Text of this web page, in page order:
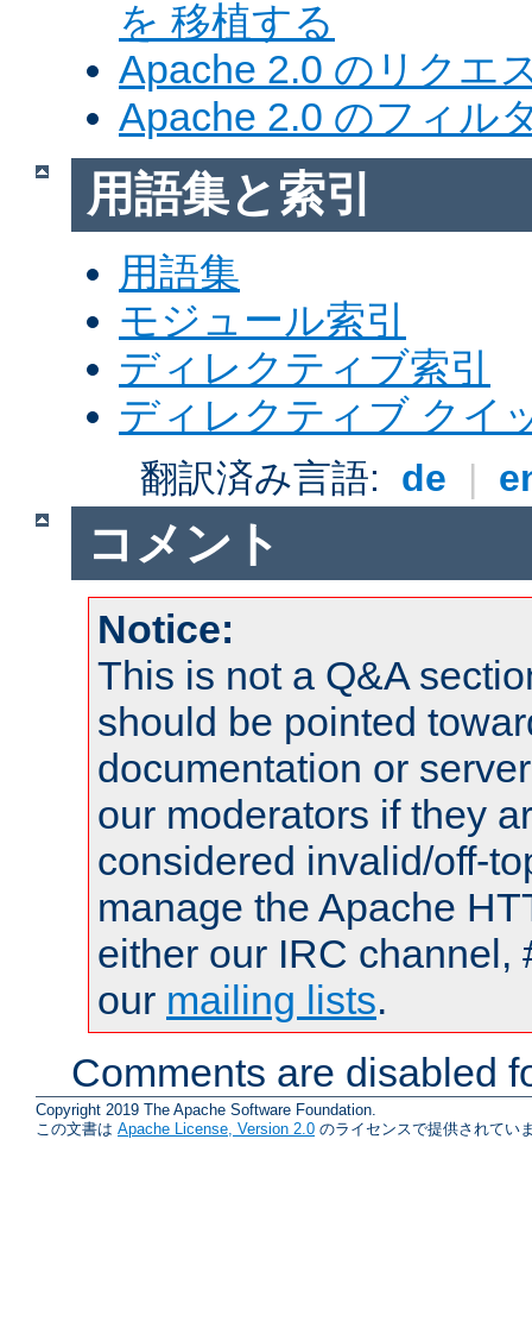
を 移植する
Apache 2.0 のリクエ
Apache 2.0 のフィル
用語集と索引
用語集
モジュール索引
ディレクティブ索引
ディレクティブ クイ
翻訳済み言語: de |
コメント
Notice:
This is not a Q&A
should be pointed
documentation or
our moderators if they
considered invalid/off-
manage the Apache
either our IRC channel,
our mailing lists.
Comments are disabled
Copyright 2019 The Apache Software Foundation.
この文書は Apache License, Version 2.0 のライセンスで提供されてい